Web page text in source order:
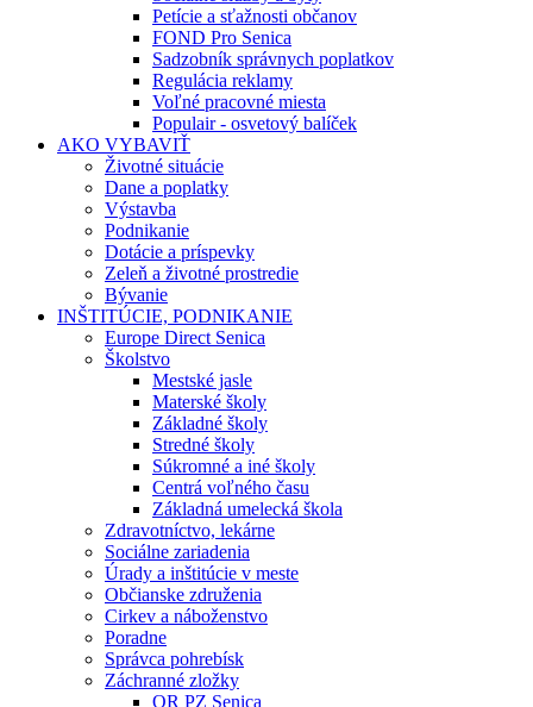
Petície a sťažnosti občanov
FOND Pro Senica
Sadzobník správnych poplatkov
Regulácia reklamy
Voľné pracovné miesta
Populair - osvetový balíček
AKO VYBAVIŤ
Životné situácie
Dane a poplatky
Výstavba
Podnikanie
Dotácie a príspevky
Zeleň a životné prostredie
Bývanie
INŠTITÚCIE, PODNIKANIE
Europe Direct Senica
Školstvo
Mestské jasle
Materské školy
Základné školy
Stredné školy
Súkromné a iné školy
Centrá voľného času
Základná umelecká škola
Zdravotníctvo, lekárne
Sociálne zariadenia
Úrady a inštitúcie v meste
Občianske združenia
Cirkev a náboženstvo
Poradne
Správca pohrebísk
Záchranné zložky
OR PZ Senica